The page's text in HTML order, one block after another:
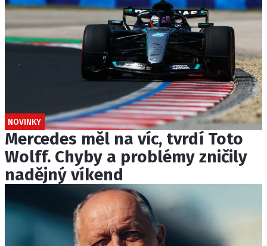
NOVINKY
Mercedes měl na víc, tvrdí Toto
Wolff. Chyby a problémy zničily
nadějný víkend